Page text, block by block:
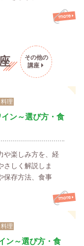
その他の
講座
理
イン～選び方・食
や楽しみ方を、経
さしく解説しま
保存方法、食事
理
ン～選び方・食